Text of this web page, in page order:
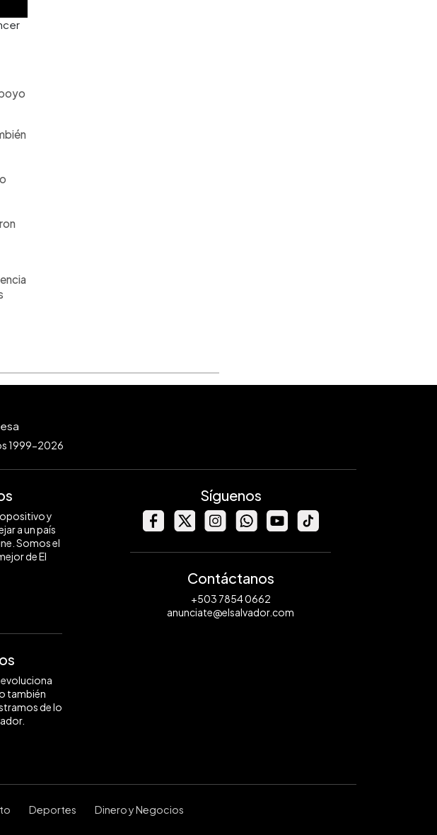
1999-2026
y
a un país
Somos el
de El
también
de lo
Síguenos
Contáctanos
+503 7854 0662
anunciate@elsalvador.com
Deportes Dinero y Negocios